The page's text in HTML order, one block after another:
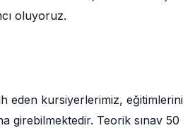
oluyoruz.
eden kursiyerlerimiz, eğitimlerini
girebilmektedir. Teorik sınav 50